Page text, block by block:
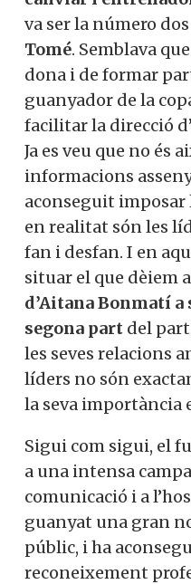
va ser la número
Tomé. Semblava
dona i de formar
guanyador de la
facilitar la direcció
Ja es veu que no és
informacions
aconseguit imposar
en realitat són les
fan i desfan. I en
situar el que dèiem
d’Aitana Bonmatí
segona part del
les seves relacions
líders no són
la seva importància
Sigui com sigui, el
a una intensa
comunicació i a
guanyat una gran
públic, i ha
reconeixement